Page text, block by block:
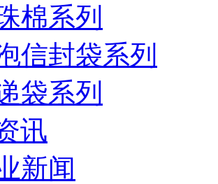
棉系列
信封袋系列
袋系列
讯
新闻